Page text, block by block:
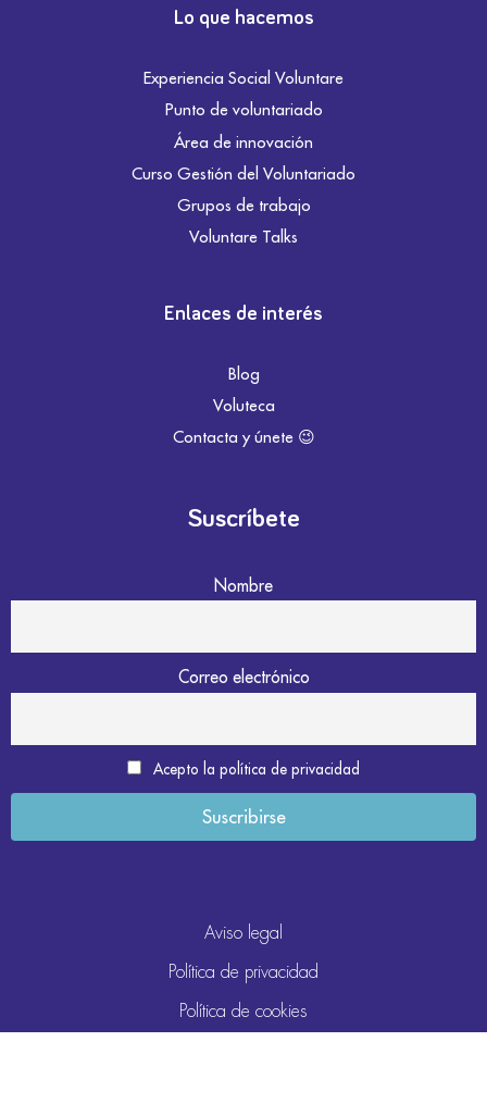
Lo que hacemos
Experiencia Social Voluntare
Punto de voluntariado
Área de innovación
Curso Gestión del Voluntariado
Grupos de trabajo
Voluntare Talks
Enlaces de interés
Blog
Voluteca
Contacta y únete 😉
Suscríbete
Nombre
Correo electrónico
Acepto la política de privacidad
Aviso legal
Política de privacidad
Política de cookies